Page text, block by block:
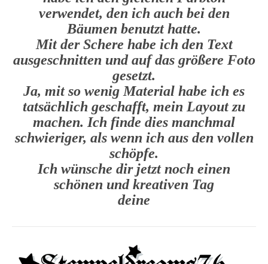
verwendet, den ich auch bei den
Bäumen benutzt hatte.
Mit der Schere habe ich den Text
ausgeschnitten und auf das größere Foto
gesetzt.
Ja, mit so wenig Material habe ich es
tatsächlich geschafft, mein Layout zu
machen. Ich finde dies manchmal
schwieriger, als wenn ich aus den vollen
schöpfe.
Ich wünsche dir jetzt noch einen
schönen und kreativen Tag
deine